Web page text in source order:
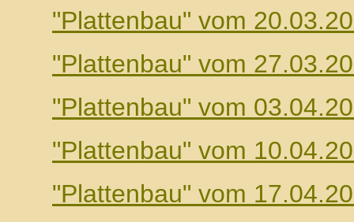
"Plattenbau" vom
"Plattenbau" vom
"Plattenbau" vom
"Plattenbau" vom
"Plattenbau" vom